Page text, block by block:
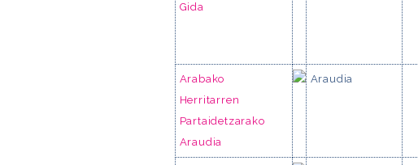
Gida
Arabako
Herritarren
Partaidetzarako
Araudia
Araudia